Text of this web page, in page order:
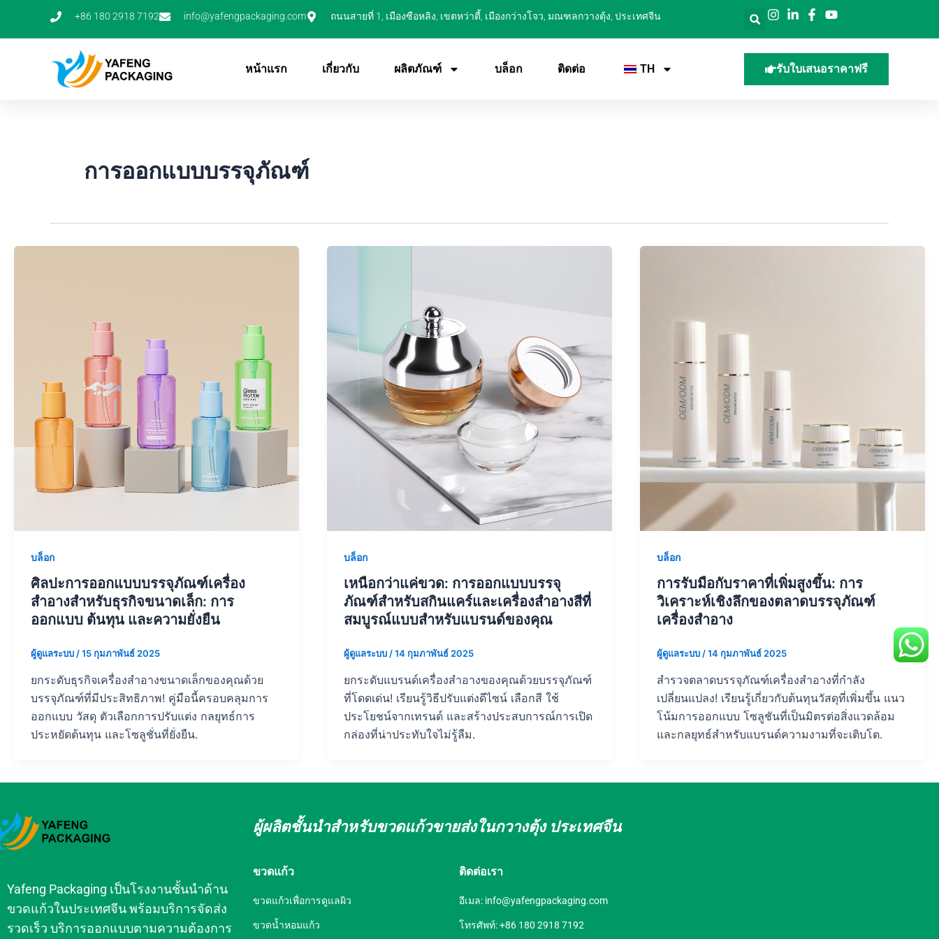
+86 180 2918 7192 info@yafengpackaging.com ถนนสายที่ 1, เมืองซือหลิง, เขตหว่าตี้, เมืองกว่างโจว, มณฑลกวางตุ้ง, ประเทศจีน
หน้าแรก เกี่ยวกับ ผลิตภัณฑ์ บล็อก ติดต่อ TH รับใบเสนอราคาฟรี
การออกแบบบรรจุภัณฑ์
บล็อก
ศิลปะการออกแบบบรรจุภัณฑ์เครื่อง
สำอางสำหรับธุรกิจขนาดเล็ก: การ
ออกแบบ ต้นทุน และความยั่งยืน
ผู้ดูแลระบบ/15 กุมภาพันธ์ 2025
ยกระดับธุรกิจเครื่องสำอางขนาดเล็กของคุณด้วย
บรรจุภัณฑ์ที่มีประสิทธิภาพ! คู่มือนี้ครอบคลุมการ
ออกแบบ วัสดุ ตัวเลือกการปรับแต่ง กลยุทธ์การ
ประหยัดต้นทุน และโซลูชั่นที่ยั่งยืน.
บล็อก
เหนือกว่าแค่ขวด: การออกแบบบรรจุ
ภัณฑ์สำหรับสกินแคร์และเครื่องสำอางสีที่
สมบูรณ์แบบสำหรับแบรนด์ของคุณ
ผู้ดูแลระบบ/14 กุมภาพันธ์ 2025
ยกระดับแบรนด์เครื่องสำอางของคุณด้วยบรรจุภัณฑ์
ที่โดดเด่น! เรียนรู้วิธีปรับแต่งดีไซน์ เลือกสี ใช้
ประโยชน์จากเทรนด์ และสร้างประสบการณ์การเปิด
กล่องที่น่าประทับใจไม่รู้ลืม.
บล็อก
การรับมือกับราคาที่เพิ่มสูงขึ้น: การ
วิเคราะห์เชิงลึกของตลาดบรรจุภัณฑ์
เครื่องสำอาง
ผู้ดูแลระบบ/14 กุมภาพันธ์ 2025
สำรวจตลาดบรรจุภัณฑ์เครื่องสำอางที่กำลัง
เปลี่ยนแปลง! เรียนรู้เกี่ยวกับต้นทุนวัสดุที่เพิ่มขึ้น แนว
โน้มการออกแบบ โซลูชันที่เป็นมิตรต่อสิ่งแวดล้อม
และกลยุทธ์สำหรับแบรนด์ความงามที่จะเติบโต.
Yafeng Packaging เป็นโรงงานชั้นนำด้าน
ขวดแก้วในประเทศจีน พร้อมบริการจัดส่ง
รวดเร็ว บริการออกแบบตามความต้องการ
ผู้ผลิตชั้นนำสำหรับขวดแก้วขายส่งในกวางตุ้ง ประเทศจีน
ขวดแก้ว
ขวดแก้วเพื่อการดูแลผิว
ขวดน้ำหอมแก้ว
ติดต่อเรา
อีเมล: info@yafengpackaging.com
โทรศัพท์: +86 180 2918 7192